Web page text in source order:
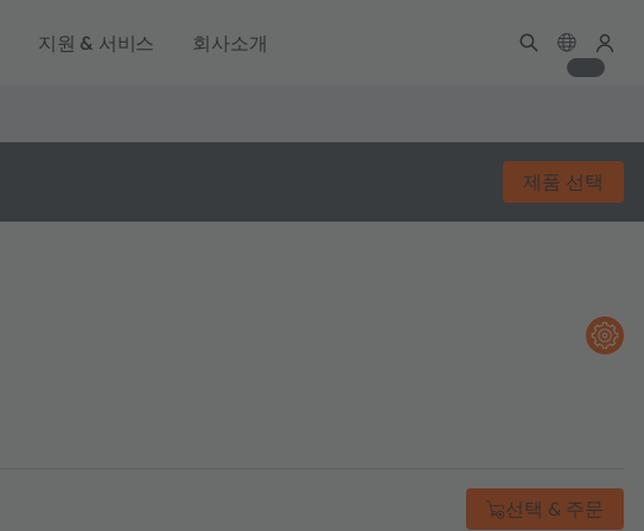
지원 & 서비스 회사소개
제품 선택
선택 & 주문